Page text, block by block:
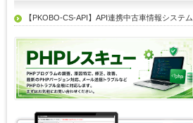
【PKOBO-CS-API】API連携中古車情報システム